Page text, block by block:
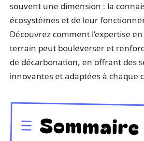
souvent une dimension : la
écosystèmes et de leur
Découvrez comment l’expertise
terrain peut bouleverser et
de décarbonation, en offrant des
innovantes et adaptées à chaque
Sommaire